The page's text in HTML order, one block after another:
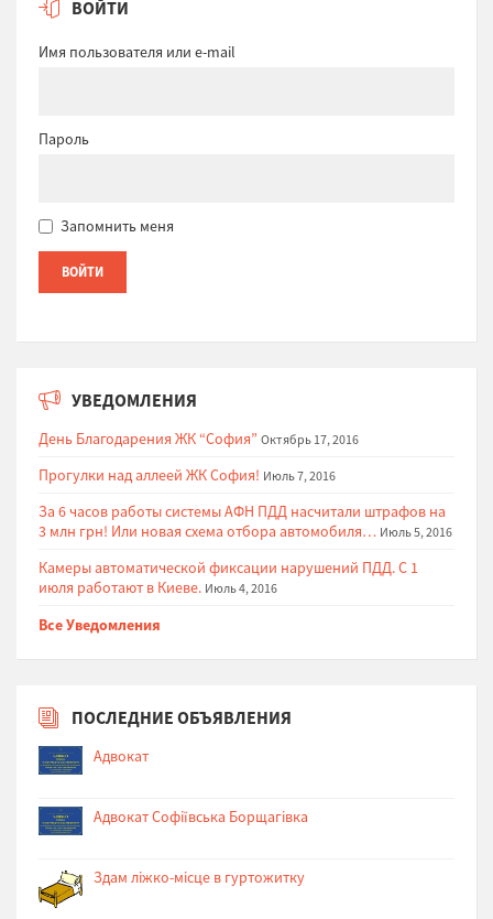
ВОЙТИ
Имя пользователя или e-mail
Пароль
Запомнить меня
УВЕДОМЛЕНИЯ
День Благодарения ЖК “София” Октябрь 17, 2016
Прогулки над аллеей ЖК София! Июль 7, 2016
За 6 часов работы системы АФН ПДД насчитали штрафов на
3 млн грн! Или новая схема отбора автомобиля… Июль 5, 2016
Камеры автоматической фиксации нарушений ПДД. С 1
июля работают в Киеве. Июль 4, 2016
Все Уведомления
ПОСЛЕДНИЕ ОБЪЯВЛЕНИЯ
Адвокат
Адвокат Софіївська Борщагівка
Здам ліжко-місце в гуртожитку